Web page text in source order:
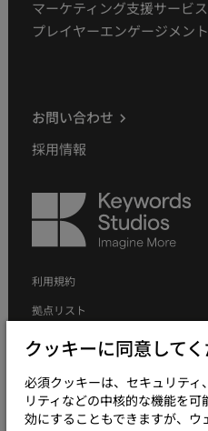
マーケティング支援サービス
プレイヤーエンゲージメント
お問い合わせ
採用情報
Keywords
Studios
利用規約
拠点リスト
個人情報の取り扱いについて
クッキーポリシー
現代奴隷制方針について
クッキーに同意して
必須クッキーは、セキュリティ
リティなどの中核的な機能を
効にすることもできますが、ウ